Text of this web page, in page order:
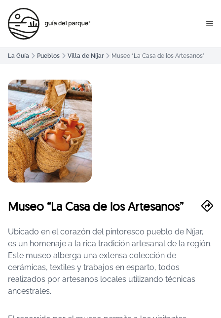
La Guía Pueblos Villa de Níjar Museo “La Casa de los Artesanos”
Museo “La Casa de los Artesanos”
Ubicado en el corazón del pintoresco pueblo de Níjar,
es un homenaje a la rica tradición artesanal de la región.
Este museo alberga una extensa colección de
cerámicas, textiles y trabajos en esparto, todos
realizados por artesanos locales utilizando técnicas
ancestrales.